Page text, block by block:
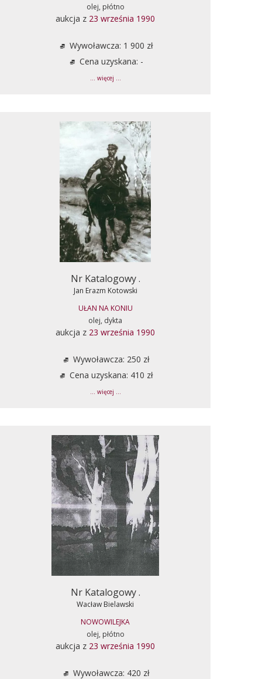
olej, płótno
aukcja z 23 września 1990
Wywoławcza: 1 900 zł
Cena uzyskana: -
... więcej ...
Nr Katalogowy .
Jan Erazm Kotowski
UŁAN NA KONIU
olej, dykta
aukcja z 23 września 1990
Wywoławcza: 250 zł
Cena uzyskana: 410 zł
... więcej ...
Nr Katalogowy .
Wacław Bielawski
NOWOWILEJKA
olej, płótno
aukcja z 23 września 1990
Wywoławcza: 420 zł